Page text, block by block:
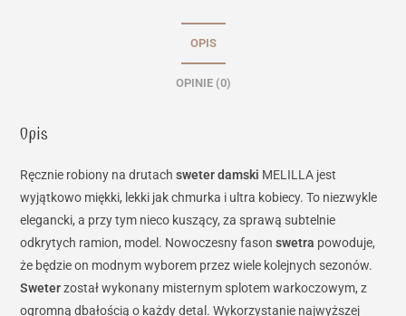
OPIS
OPINIE (0)
Opis
Ręcznie robiony na drutachsweter damski MELILLA jest
wyjątkowo miękki, lekki jak chmurka i ultra kobiecy. To niezwykle
elegancki, a przy tym nieco kuszący, za sprawą subtelnie
odkrytych ramion, model. Nowoczesny fasonswetra powoduje,
że będzie on modnym wyborem przez wiele kolejnych sezonów.
Sweterzostał wykonany misternym splotem warkoczowym, z
ogromną dbałością o każdy detal. Wykorzystanie najwyższej